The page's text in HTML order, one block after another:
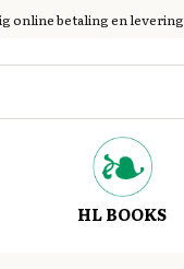
online betaling en levering
HL BOOKS